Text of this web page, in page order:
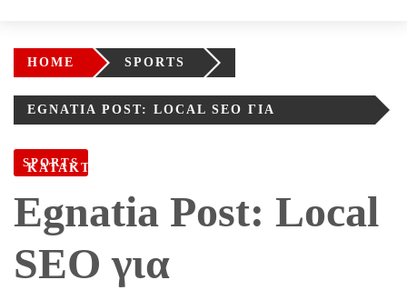
HOME SPORTS
EGNATIA POST: LOCAL SEO ΓΙΑ
ΚΑΤΑΚΤΉΣΕΙΣ ΤΟΠΙΚΈΣ ΑΝΑΖΗΤΉΣΕΙΣ
SPORTS
Egnatia Post: Local
SEO για